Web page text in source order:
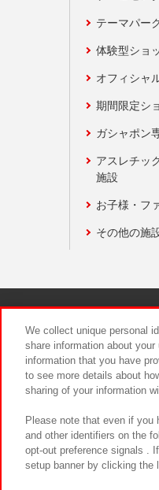
テーマパー
体験型ショ
オフィシャ
期間限定シ
ガシャポン
アスレチッ
施設
お子様・フ
その他の施
We collect unique personal
share information about
information that you have
to see more details about
sharing of your information
Please note that even if you
and other identifiers on the
opt-out preference signals .
setup banner by clicking the